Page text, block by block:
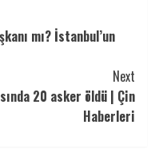
mı? İstanbul’un
Next
20 asker öldü | Çin
Haberleri